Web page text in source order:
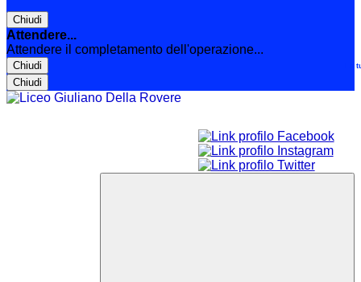
Chiudi
Attendere...
Attendere il completamento dell'operazione...
Chiudi
Chiudi
Le